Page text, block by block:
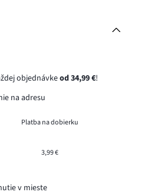
objednávkeod 34,99 €!
na adresu
Platba na dobierku
3,99 €
v mieste